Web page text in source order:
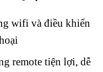
wifi và điều khiển
remote tiện lợi, dễ